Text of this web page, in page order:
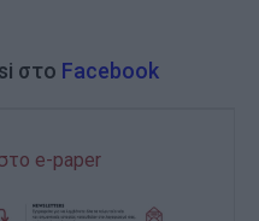
στο Facebook
e-paper